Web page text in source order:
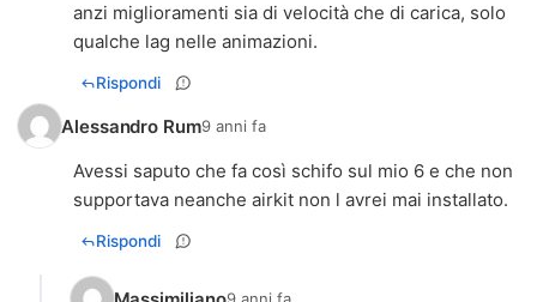
anzi miglioramenti sia di velocità che di carica, solo
qualche lag nelle animazioni.
Rispondi
Alessandro Rum9 anni fa
Avessi saputo che fa così schifo sul mio 6 e che non
supportava neanche airkit non l avrei mai installato.
Rispondi